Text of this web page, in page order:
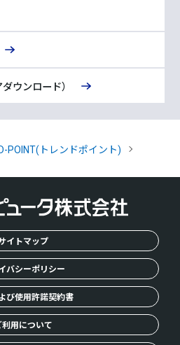
ウンロード）
POINT(トレンドポイント)
イトマップ
バシーポリシー
び使用許諾契約書
利用について